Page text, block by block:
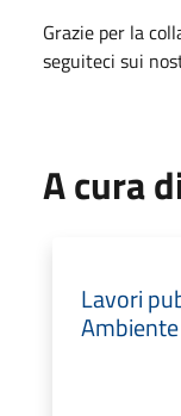
Grazie per la
seguiteci sui
A cura
Lavori
Ambiente